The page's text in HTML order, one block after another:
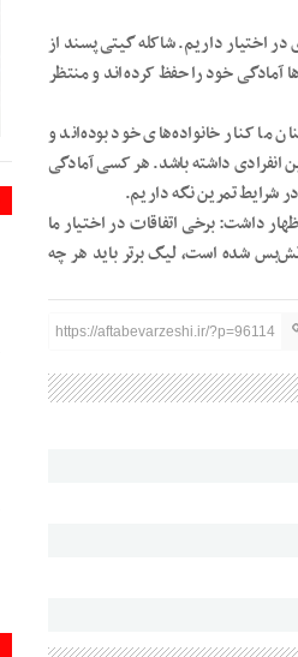
اختیار داریم. شاکله گیتی‌پسند از
خود را حفظ کرده‌اند و منتظر
ما کنار خانواده‌های خود بوده‌اند و
انفرادی داشته باشد. هر کسی آمادگی
شرایط تمرین نگه داریم.
داشت: برخی اتفاقات در اختیار ما
شده است، لیگ برتر باید هر چه
https://aftabevarzeshi.ir/?p=96114